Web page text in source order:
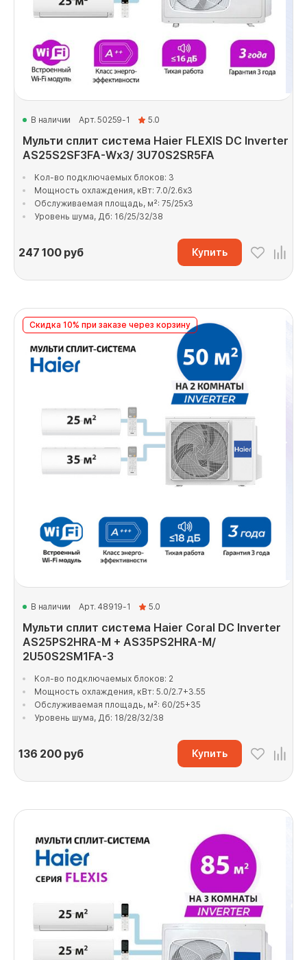
В наличии Арт. 50259-1 5.0
Мульти сплит система Haier FLEXIS DC Inverter
AS25S2SF3FA-Wx3/ 3U70S2SR5FA
Кол-во подключаемых блоков: 3
Мощность охлаждения, кВт: 7.0/2.6x3
Обслуживаемая площадь, м²: 75/25x3
Уровень шума, Дб: 16/25/32/38
247 100руб Купить
Скидка 10% при заказе через корзину
В наличии Арт. 48919-1 5.0
Мульти сплит система Haier Coral DC Inverter
AS25PS2HRA-M + AS35PS2HRA-M/
2U50S2SM1FA-3
Кол-во подключаемых блоков: 2
Мощность охлаждения, кВт: 5.0/2.7+3.55
Обслуживаемая площадь, м²: 60/25+35
Уровень шума, Дб: 18/28/32/38
136 200руб Купить